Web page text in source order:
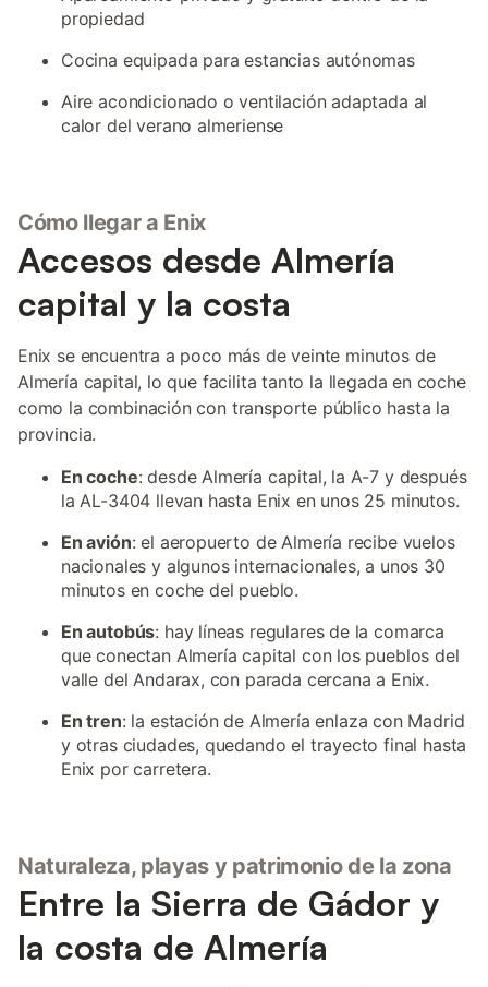
propiedad
Cocina equipada para estancias autónomas
Aire acondicionado o ventilación adaptada al
calor del verano almeriense
Cómo llegar a Enix
Accesos desde Almería
capital y la costa
Enix se encuentra a poco más de veinte minutos de
Almería capital, lo que facilita tanto la llegada en coche
como la combinación con transporte público hasta la
provincia.
En coche: desde Almería capital, la A-7 y después
la AL-3404 llevan hasta Enix en unos 25 minutos.
En avión: el aeropuerto de Almería recibe vuelos
nacionales y algunos internacionales, a unos 30
minutos en coche del pueblo.
En autobús: hay líneas regulares de la comarca
que conectan Almería capital con los pueblos del
valle del Andarax, con parada cercana a Enix.
En tren: la estación de Almería enlaza con Madrid
y otras ciudades, quedando el trayecto final hasta
Enix por carretera.
Naturaleza, playas y patrimonio de la zona
Entre la Sierra de Gádor y
la costa de Almería